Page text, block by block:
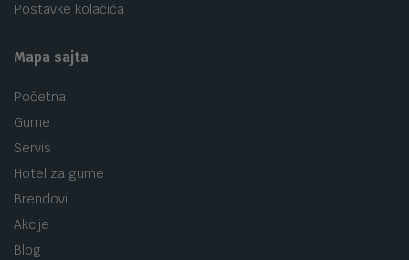
Postavke kolačića
Mapa sajta
Početna
Gume
Servis
Hotel za gume
Brendovi
Akcije
Blog